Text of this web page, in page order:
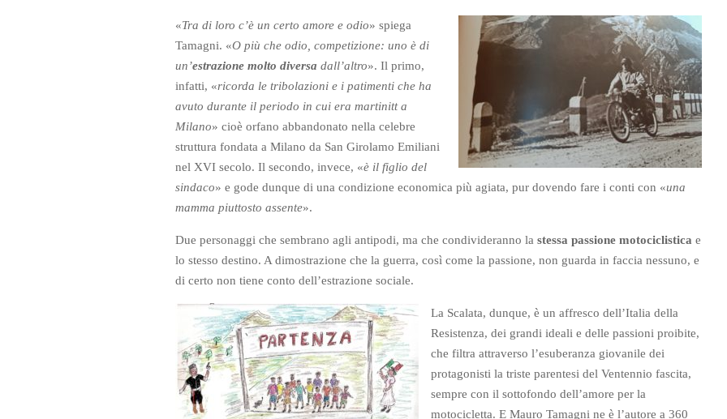
«Tra di loro c’è un certo amore e odio» spiega
Tamagni. «O più che odio, competizione: uno è di
un’estrazione molto diversa dall’altro». Il primo,
infatti, «ricorda le tribolazioni e i patimenti che ha
avuto durante il periodo in cui era martinitt a
Milano» cioè orfano abbandonato nella celebre
struttura fondata a Milano da San Girolamo Emiliani
nel XVI secolo. Il secondo, invece, «è il figlio del
sindaco» e gode dunque di una condizione economica più agiata, pur dovendo fare i conti con «una
mamma piuttosto assente».
Due personaggi che sembrano agli antipodi, ma che condivideranno la stessa passione motociclistica e
lo stesso destino. A dimostrazione che la guerra, così come la passione, non guarda in faccia nessuno, e
di certo non tiene conto dell’estrazione sociale.
La Scalata, dunque, è un affresco dell’Italia della
Resistenza, dei grandi ideali e delle passioni proibite,
che filtra attraverso l’esuberanza giovanile dei
protagonisti la triste parentesi del Ventennio fascita,
sempre con il sottofondo dell’amore per la
motocicletta. E Mauro Tamagni ne è l’autore a 360